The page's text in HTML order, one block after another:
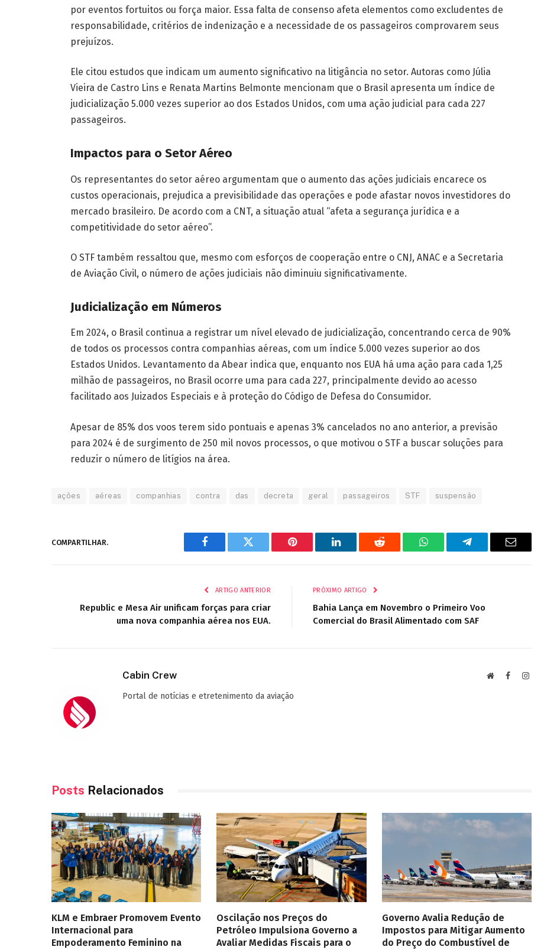
por eventos fortuitos ou força maior. Essa falta de consenso afeta elementos como excludentes de
responsabilidade, critérios de indenização e a necessidade de os passageiros comprovarem seus
prejuízos.
Ele citou estudos que indicam um aumento significativo na litigância no setor. Autoras como Júlia
Vieira de Castro Lins e Renata Martins Belmonte mencionam que o Brasil apresenta um índice de
judicialização 5.000 vezes superior ao dos Estados Unidos, com uma ação judicial para cada 227
passageiros.
Impactos para o Setor Aéreo
Os representantes do setor aéreo argumentam que o aumento das ações judiciais encarece os
custos operacionais, prejudica a previsibilidade das operações e pode afastar novos investidores do
mercado brasileiro. De acordo com a CNT, a situação atual “afeta a segurança jurídica e a
competitividade do setor aéreo”.
O STF também ressaltou que, mesmo com esforços de cooperação entre o CNJ, ANAC e a Secretaria
de Aviação Civil, o número de ações judiciais não diminuiu significativamente.
Judicialização em Números
Em 2024, o Brasil continua a registrar um nível elevado de judicialização, concentrando cerca de 90%
de todos os processos contra companhias aéreas, com um índice 5.000 vezes superior ao dos
Estados Unidos. Levantamento da Abear indica que, enquanto nos EUA há uma ação para cada 1,25
milhão de passageiros, no Brasil ocorre uma para cada 227, principalmente devido ao acesso
facilitado aos Juizados Especiais e à proteção do Código de Defesa do Consumidor.
Apesar de 85% dos voos terem sido pontuais e apenas 3% cancelados no ano anterior, a previsão
para 2024 é de surgimento de 250 mil novos processos, o que motivou o STF a buscar soluções para
reduzir o número de litígios na área.
ações aéreas companhias contra das decreta geral passageiros STF suspensão
COMPARTILHAR.
Facebook Twitter Pinterest LinkedIn Reddit WhatsAppTelegramaE-
ARTIGO ANTERIOR
Republic e Mesa Air unificam forças para criar
uma nova companhia aérea nos EUA.
PRÓXIMO ARTIGO
Bahia Lança em Novembro o Primeiro Voo
Comercial do Brasil Alimentado com SAF
Cabin Crew Site Facebook
Portal de notícias e etretenimento da aviação
Posts Relacionados
KLM e Embraer Promovem Evento
Internacional para
Empoderamento Feminino na
Oscilação nos Preços do
Petróleo Impulsiona Governo a
Avaliar Medidas Fiscais para o
Governo Avalia Redução de
Impostos para Mitigar Aumento
do Preço do Combustível de